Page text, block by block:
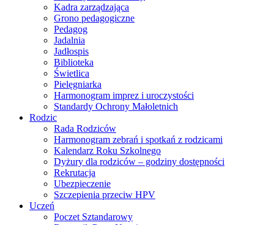
Kadra zarządzająca
Grono pedagogiczne
Pedagog
Jadalnia
Jadłospis
Biblioteka
Świetlica
Pielęgniarka
Harmonogram imprez i uroczystości
Standardy Ochrony Małoletnich
Rodzic
Rada Rodziców
Harmonogram zebrań i spotkań z rodzicami
Kalendarz Roku Szkolnego
Dyżury dla rodziców – godziny dostępności
Rekrutacja
Ubezpieczenie
Szczepienia przeciw HPV
Uczeń
Poczet Sztandarowy